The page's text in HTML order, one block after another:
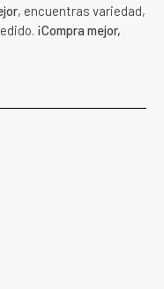
, encuentras variedad,
¡Compra mejor,